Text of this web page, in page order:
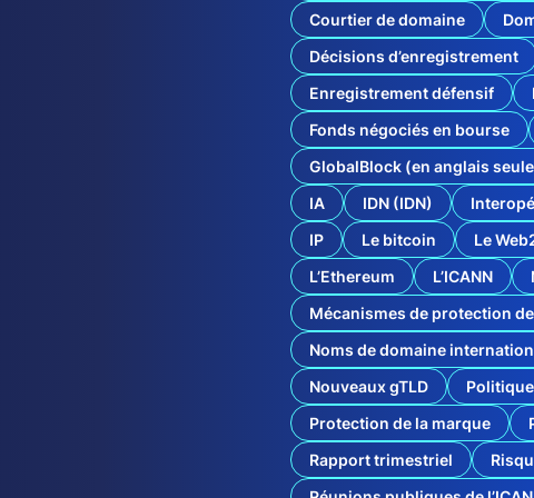
Courtier de domaine
Décisions d’enregistrement
Enregistrement défensif
Fonds négociés en bourse
GlobalBlock (en anglais
IA
IDN (IDN)
IP
Le bitcoin Le
L’Ethereum
L’ICANN
Mécanismes de protection
Noms de domaine
Nouveaux gTLD
Politique
Protection de la marque
Rapport trimestriel